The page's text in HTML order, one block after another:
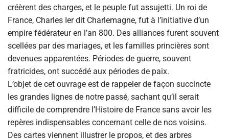
créèrent des charges, et le peuple fut assujetti. Un roi de
France, Charles Ier dit Charlemagne, fut à l’initiative d’un
empire fédérateur en l’an 800. Des alliances furent souvent
scellées par des mariages, et les familles princières sont
devenues apparentées. Périodes de guerre, souvent
fratricides, ont succédé aux périodes de paix.
L’objet de cet ouvrage est de rappeler de façon succincte
les grandes lignes de notre passé, sachant qu’il serait
difficile de comprendre l’Histoire de France sans avoir les
repères indispensables concernant celle de nos voisins.
Des cartes viennent illustrer le propos, et des arbres